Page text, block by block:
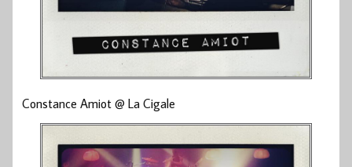
Constance Amiot @ La Cigale